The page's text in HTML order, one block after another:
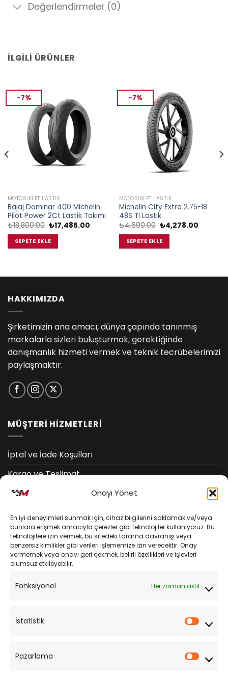
Onayı Yönet
En iyi deneyimleri sunmak için, cihaz bilgilerini saklamak ve/veya
bunlara erişmek amacıyla çerezler gibi teknolojiler kullanıyoruz. Bu
teknolojilere izin vermek, bu sitedeki tarama davranışı veya
benzersiz kimlikler gibi verileri işlememize izin verecektir. Onay
vermemek veya onayı geri çekmek, belirli özellikleri ve işlevleri
olumsuz etkileyebilir.
Fonksiyonel Her zaman aktif
İstatistik
Pazarlama
Değerlendirmeler (0)
İLGILI ÜRÜNLER
-7%
MOTOSIKLET LASTIK
Bajaj Dominar 400 Michelin
Pilot Power 2Ct Lastik Takımı
₺18,800.00 Orijinal
fiyat:
₺18,800.00.
₺17,485.00Şu
₺17,485.00.
SEPETE EKLE
-7%
MOTOSIKLET LASTIK
Michelin City Extra 2.75-18
48S Tl Lastik
₺4,600.00 Orijinal
fiyat:
₺4,600.00.
₺4,278.00Şu
SEPETE EKLE
HAKKIMIZDA
Şirketimizin ana amacı, dünya çapında tanınmış
markalarla sizleri buluşturmak, gerektiğinde
danışmanlık hizmeti vermek ve teknik tecrübelerimizi
paylaşmaktır.
MÜŞTERİ HİZMETLERİ
İptal ve İade Koşulları
Kargo ve Teslimat
Kişisel Verilerin Korunması
Mesafeli Satış Sözleşmesi
YARDIM
Sipariş Takibi